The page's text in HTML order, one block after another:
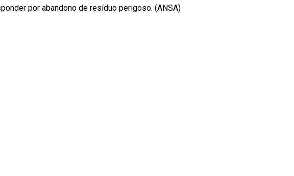
por abandono de resíduo perigoso. (ANSA)